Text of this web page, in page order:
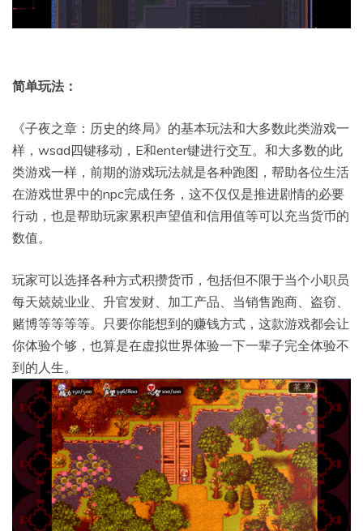
简单玩法：
《子夜之章：历史的终局》的基本玩法和大多数此类游戏一
样，wsad四键移动，E和enter键进行交互。和大多数的此
类游戏一样，前期的游戏玩法就是各种跑图，帮助各位生活
在游戏世界中的npc完成任务，这不仅仅是推进剧情的必要
行动，也是帮助玩家累积声望值和信用值等可以充当货币的
数值。
玩家可以选择各种方式积攒货币，包括但不限于当个小职员
每天兢兢业业、升官发财、加工产品、当销售跑商、盗窃、
赌博等等等等。只要你能想到的赚钱方式，这款游戏都会让
你体验个够，也算是在虚拟世界体验一下一辈子完全体验不
到的人生。